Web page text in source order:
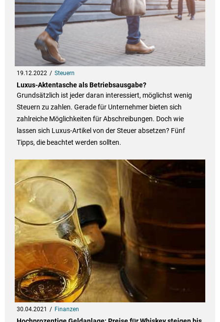
19.12.2022 Steuern
Luxus-Aktentasche als Betriebsausgabe?
Grundsätzlich ist jeder daran interessiert, möglichst wenig
Steuern zu zahlen. Gerade für Unternehmer bieten sich
zahlreiche Möglichkeiten für Abschreibungen. Doch wie
lassen sich Luxus-Artikel von der Steuer absetzen? Fünf
Tipps, die beachtet werden sollten.
30.04.2021 Finanzen